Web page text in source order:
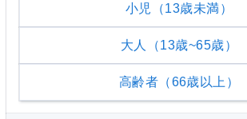
小児（13歳未満）
大人（13歳~65歳）
高齢者（66歳以上）